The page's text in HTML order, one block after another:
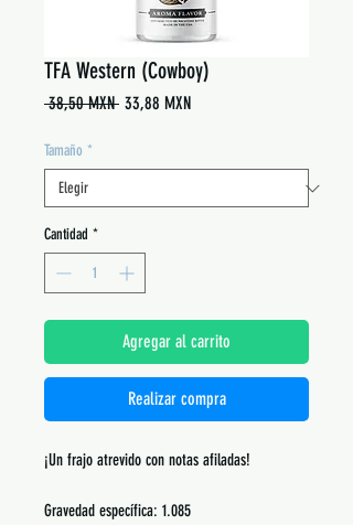
TFA Western (Cowboy)
38,50 MXN Precio
33,88 MXNPrecio
Tamaño *
Cantidad *
Agregar al carrito
Realizar compra
¡Un frajo atrevido con notas afiladas!
Gravedad específica: 1.085